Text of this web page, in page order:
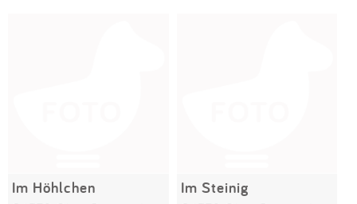
Im Höhlchen Im Steinig